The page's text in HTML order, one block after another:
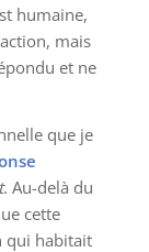
humaine,
mais
et ne
que je
. Au-delà du
cette
qui habitait